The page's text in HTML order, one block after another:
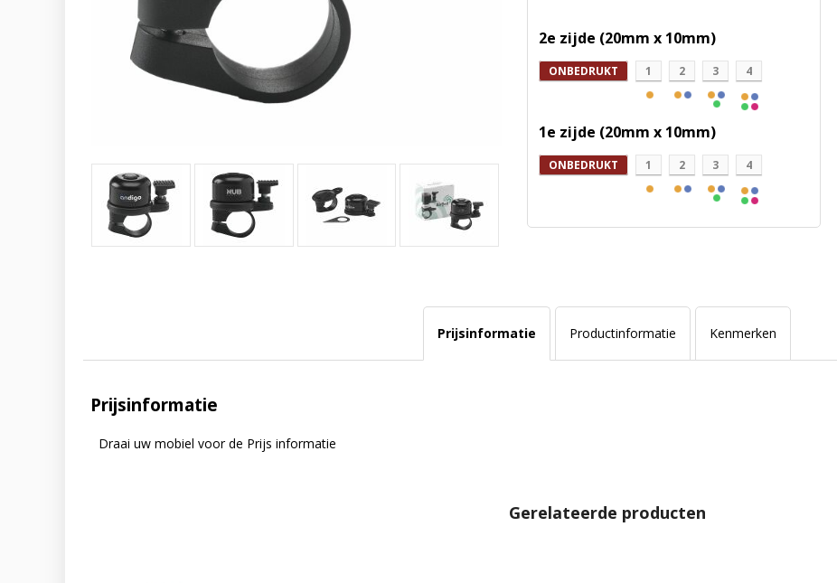
2e zijde (20mm x 10mm)
ONBEDRUKT 1 2 3 4
1e zijde (20mm x 10mm)
ONBEDRUKT 1 2 3 4
Prijsinformatie Productinformatie Kenmerken
Prijsinformatie
Draai uw mobiel voor de Prijs informatie
Gerelateerde producten